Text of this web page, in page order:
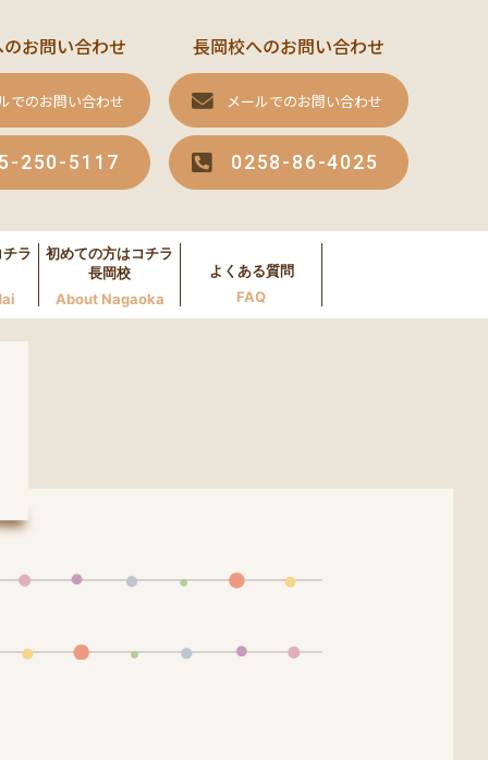
お問い合わせ
でのお問い合わせ
250-5117
長岡校へのお問い合わせ
メールでのお問い合わせ
0258-86-4025
ラ
初めての方はコチラ
長岡校
About Nagaoka
よくある質問
FAQ